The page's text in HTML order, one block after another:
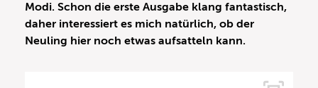
Modi. Schon die erste Ausgabe klang fantastisch,
daher interessiert es mich natürlich, ob der
Neuling hier noch etwas aufsatteln kann.